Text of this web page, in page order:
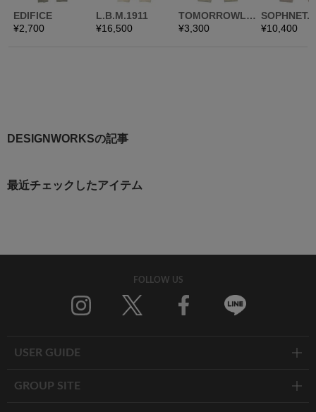
DESIGNWORKSの記事
最近チェックしたアイテム
FOLLOW US
USER GUIDE
GROUP SITE